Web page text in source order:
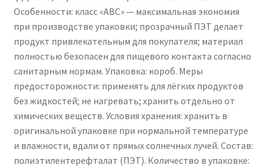
Особенности: класс «АВС» — максимальная экономия
при производстве упаковки; прозрачный ПЭТ делает
продукт привлекательным для покупателя; материал
полностью безопасен для пищевого контакта согласно
санитарным нормам. Упаковка: короб. Меры
предосторожности: применять для лёгких продуктов
без жидкостей; не нагревать; хранить отдельно от
химических веществ. Условия хранения: хранить в
оригинальной упаковке при нормальной температуре
и влажности, вдали от прямых солнечных лучей. Состав:
полиэтилентерефталат (ПЭТ). Количество в упаковке: